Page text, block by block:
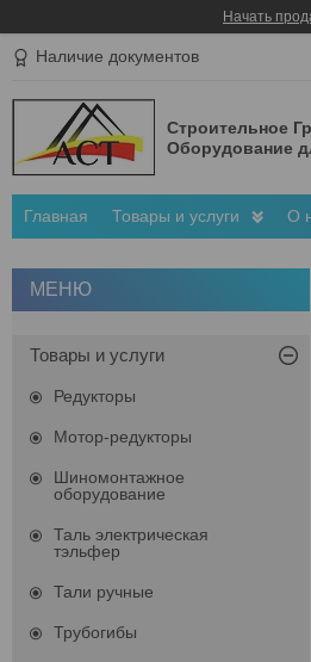
Начать
Наличие документов
Строительное
Оборудование
Главная Товары и услуги О
Товары и услуги
Редукторы
Мотор-редукторы
Шиномонтажное
оборудование
Таль электрическая
тэльфер
Тали ручные
Трубогибы